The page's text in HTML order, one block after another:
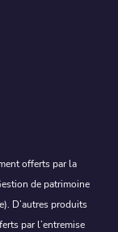
offerts par la
de patrimoine
D’autres produits
par l’entremise